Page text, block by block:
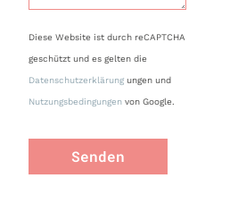
Diese Website ist durch reCAPTCHA
geschützt und es gelten die
Datenschutzerklärung ungen und
Nutzungsbedingungen von Google.
Senden